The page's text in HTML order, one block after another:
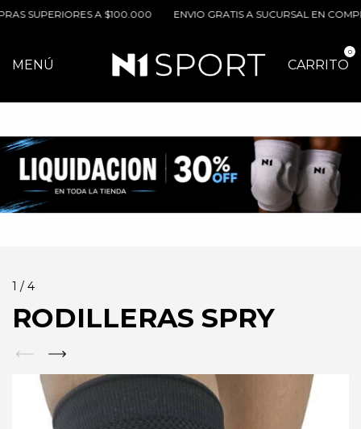
A $100.000 ENVIO GRATIS A SUCURSAL EN COMPRAS
MENÚ CARRITO
0
1 / 4
RODILLERAS SPRY